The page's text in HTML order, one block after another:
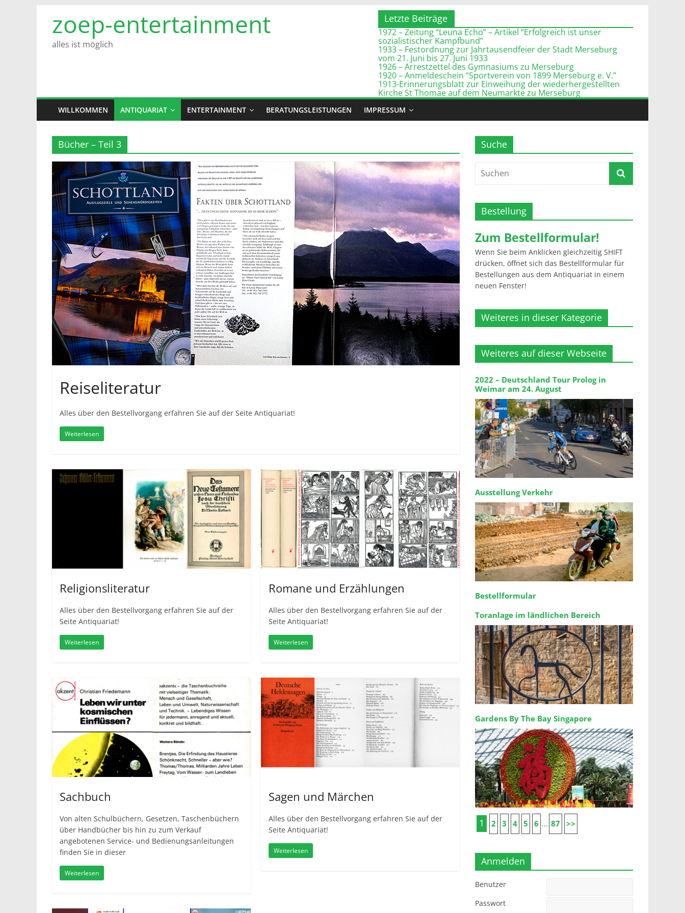
Inhalt
springen
zoep-entertainment
alles ist möglich
Letzte Beiträge
1972 – Zeitung “Leuna Echo” – Artikel “Erfolgreich ist unser
sozialistischer Kampfbund”
1933 – Festordnung zur Jahrtausendfeier der Stadt Merseburg
vom 21. Juni bis 27. Juni 1933
1926 – Arrestzettel des Gymnasiums zu Merseburg
1920 – Anmeldeschein “Sportverein von 1899 Merseburg e. V.”
1913-Erinnerungsblatt zur Einweihung der wiederhergestellten
Kirche St Thomae auf dem Neumarkte zu Merseburg
WILLKOMMEN ANTIQUARIAT ENTERTAINMENT BERATUNGSLEISTUNGEN IMPRESSUM
Bücher – Teil 3
Reiseliteratur
Alles über den Bestellvorgang erfahren Sie auf der Seite Antiquariat!
Weiterlesen
Religionsliteratur
Alles über den Bestellvorgang erfahren Sie auf der
Seite Antiquariat!
Weiterlesen
Romane und Erzählungen
Alles über den Bestellvorgang erfahren Sie auf der
Seite Antiquariat!
Weiterlesen
Sachbuch
Von alten Schulbüchern, Gesetzen, Taschenbüchern
über Handbücher bis hin zu zum Verkauf
angebotenen Service- und Bedienungsanleitungen
finden Sie in dieser
Weiterlesen
Sagen und Märchen
Alles über den Bestellvorgang erfahren Sie auf der
Seite Antiquariat!
Weiterlesen
Suche
Bestellung
Zum Bestellformular!
Wenn Sie beim Anklicken gleichzeitig SHIFT
drücken, öffnet sich das Bestellformular für
Bestellungen aus dem Antiquariat in einem
neuen Fenster!
Weiteres in dieser Kategorie
Weiteres auf dieser Webseite
2022 – Deutschland Tour Prolog in
Weimar am 24. August
Ausstellung Verkehr
Bestellformular
Toranlage im ländlichen Bereich
Gardens By The Bay Singapore
1 2 3 4 5 6 ... 87 >>
Anmelden
Benutzer
Passwort